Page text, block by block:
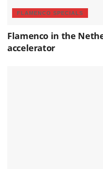
FLAMENCO SPECIALS
Flamenco in the
accelerator